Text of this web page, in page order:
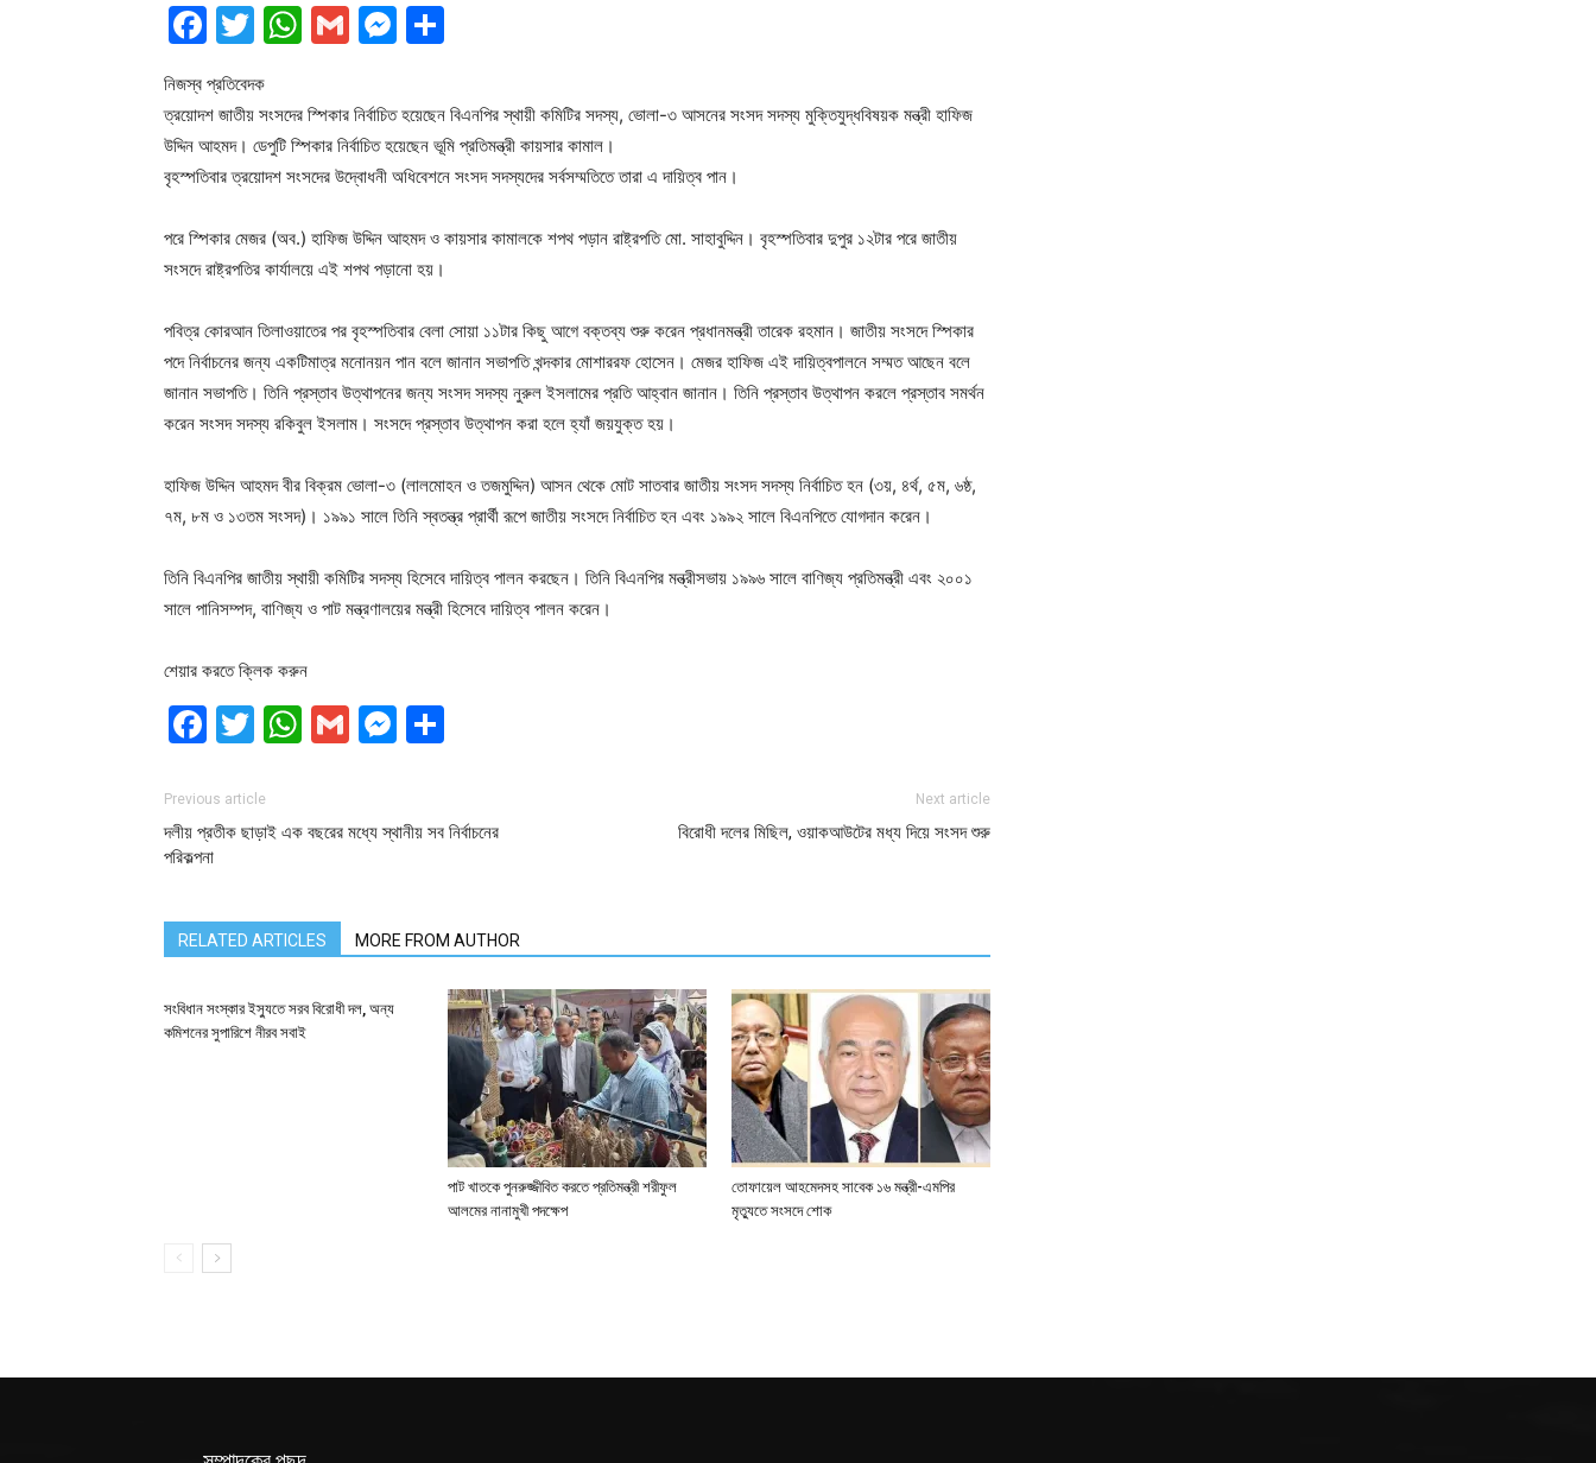
Facebook
Twitter
WhatsApp
GmailMessenger
নিজস্ব প্রতিবেদক
ত্রয়োদশ জাতীয় সংসদের স্পিকার নির্বাচিত হয়েছেন বিএনপির স্থায়ী কমিটির সদস্য, ভোলা-৩ আসনের সংসদ সদস্য মুক্তিযুদ্ধবিষয়ক মন্ত্রী হাফিজ
উদ্দিন আহমদ। ডেপুটি স্পিকার নির্বাচিত হয়েছেন ভূমি প্রতিমন্ত্রী কায়সার কামাল।
বৃহস্পতিবার ত্রয়োদশ সংসদের উদ্বোধনী অধিবেশনে সংসদ সদস্যদের সর্বসম্মতিতে তারা এ দায়িত্ব পান।
পরে স্পিকার মেজর (অব.) হাফিজ উদ্দিন আহমদ ও কায়সার কামালকে শপথ পড়ান রাষ্ট্রপতি মো. সাহাবুদ্দিন। বৃহস্পতিবার দুপুর ১২টার পরে জাতীয়
সংসদে রাষ্ট্রপতির কার্যালয়ে এই শপথ পড়ানো হয়।
পবিত্র কোরআন তিলাওয়াতের পর বৃহস্পতিবার বেলা সোয়া ১১টার কিছু আগে বক্তব্য শুরু করেন প্রধানমন্ত্রী তারেক রহমান। জাতীয় সংসদে স্পিকার
পদে নির্বাচনের জন্য একটিমাত্র মনোনয়ন পান বলে জানান সভাপতি খন্দকার মোশাররফ হোসেন। মেজর হাফিজ এই দায়িত্বপালনে সম্মত আছেন বলে
জানান সভাপতি। তিনি প্রস্তাব উত্থাপনের জন্য সংসদ সদস্য নুরুল ইসলামের প্রতি আহ্বান জানান। তিনি প্রস্তাব উত্থাপন করলে প্রস্তাব সমর্থন
করেন সংসদ সদস্য রকিবুল ইসলাম। সংসদে প্রস্তাব উত্থাপন করা হলে হ্যাঁ জয়যুক্ত হয়।
হাফিজ উদ্দিন আহমদ বীর বিক্রম ভোলা-৩ (লালমোহন ও তজমুদ্দিন) আসন থেকে মোট সাতবার জাতীয় সংসদ সদস্য নির্বাচিত হন (৩য়, ৪র্থ, ৫ম, ৬ষ্ঠ,
৭ম, ৮ম ও ১৩তম সংসদ)। ১৯৯১ সালে তিনি স্বতন্ত্র প্রার্থী রূপে জাতীয় সংসদে নির্বাচিত হন এবং ১৯৯২ সালে বিএনপিতে যোগদান করেন।
তিনি বিএনপির জাতীয় স্থায়ী কমিটির সদস্য হিসেবে দায়িত্ব পালন করছেন। তিনি বিএনপির মন্ত্রীসভায় ১৯৯৬ সালে বাণিজ্য প্রতিমন্ত্রী এবং ২০০১
সালে পানিসম্পদ, বাণিজ্য ও পাট মন্ত্রণালয়ের মন্ত্রী হিসেবে দায়িত্ব পালন করেন।
শেয়ার করতে ক্লিক করুন
Facebook
Twitter
WhatsApp
GmailMessenger
Previous article
দলীয় প্রতীক ছাড়াই এক বছরের মধ্যে স্থানীয় সব নির্বাচনের
পরিকল্পনা
Next article
বিরোধী দলের মিছিল, ওয়াকআউটের মধ্য দিয়ে সংসদ শুরু
RELATED ARTICLES MORE FROM AUTHOR
সংবিধান সংস্কার ইস্যুতে সরব বিরোধী দল, অন্য
কমিশনের সুপারিশে নীরব সবাই
পাট খাতকে পুনরুজ্জীবিত করতে প্রতিমন্ত্রী শরীফুল
আলমের নানামুখী পদক্ষেপ
তোফায়েল আহমেদসহ সাবেক ১৬ মন্ত্রী-এমপির
মৃত্যুতে সংসদে শোক